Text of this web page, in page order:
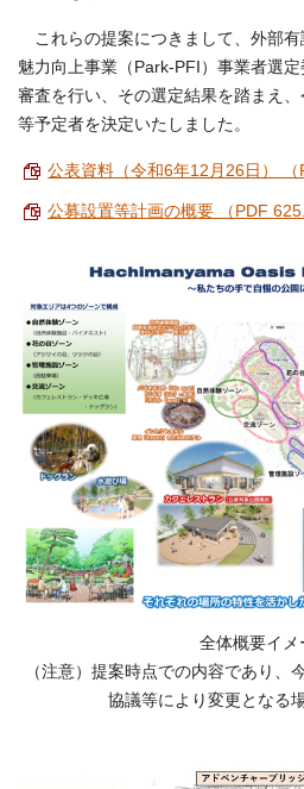
これらの提案につきまして、外部有
魅力向上事業（Park-PFI）事業者選
審査を行い、その選定結果を踏まえ
等予定者を決定いたしました。
公表資料（令和6年12月26日） （
公募設置等計画の概要 （PDF
全体概要イメ
（注意）提案時点での内容であり、
協議等により変更となる